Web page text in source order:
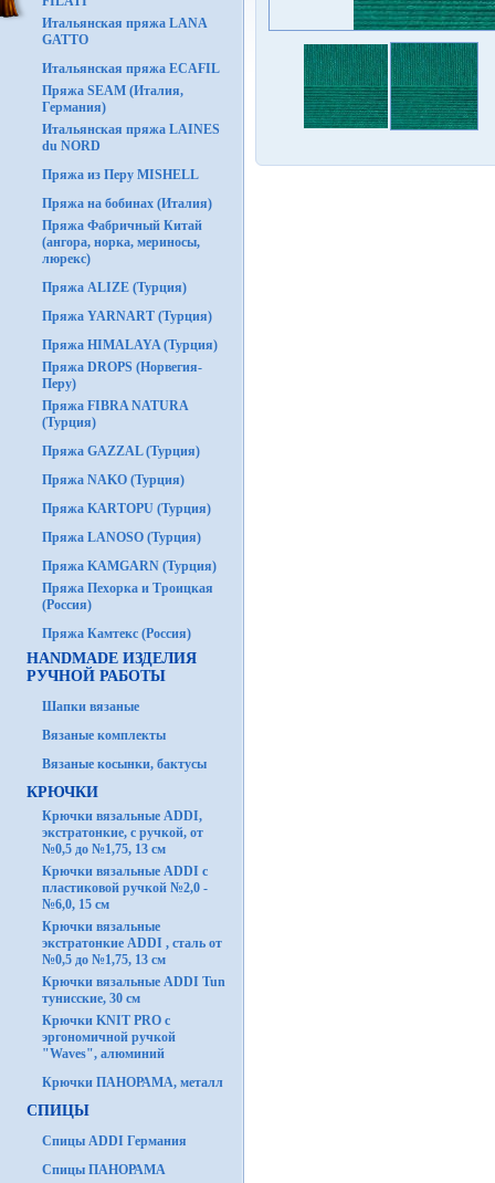
Итальянская пряжа LANA
GATTO
Итальянская пряжа ECAFIL
Пряжа SEAM (Италия,
Германия)
Итальянская пряжа LAINES
du NORD
Пряжа из Перу MISHELL
Пряжа на бобинах (Италия)
Пряжа Фабричный Китай
(ангора, норка, мериносы,
люрекс)
Пряжа ALIZE (Турция)
Пряжа YARNART (Турция)
Пряжа HIMALAYA (Турция)
Пряжа DROPS (Норвегия-
Перу)
Пряжа FIBRA NATURA
(Турция)
Пряжа GAZZAL (Турция)
Пряжа NAKO (Турция)
Пряжа KARTOPU (Турция)
Пряжа LANOSO (Турция)
Пряжа KAMGARN (Турция)
Пряжа Пехорка и Троицкая
(Россия)
Пряжа Камтекс (Россия)
HANDMADE ИЗДЕЛИЯ
РУЧНОЙ РАБОТЫ
Шапки вязаные
Вязаные комплекты
Вязаные косынки, бактусы
КРЮЧКИ
Крючки вязальные ADDI,
экстратонкие, с ручкой, от
№0,5 до №1,75, 13 см
Крючки вязальные ADDI с
пластиковой ручкой №2,0 -
№6,0, 15 см
Крючки вязальные
экстратонкие ADDI , сталь от
№0,5 до №1,75, 13 см
Крючки вязальные ADDI Tun
тунисские, 30 см
Крючки KNIT PRO с
эргономичной ручкой
"Waves", алюминий
Крючки ПАНОРАМА, металл
СПИЦЫ
Спицы ADDI Германия
Спицы ПАНОРАМА